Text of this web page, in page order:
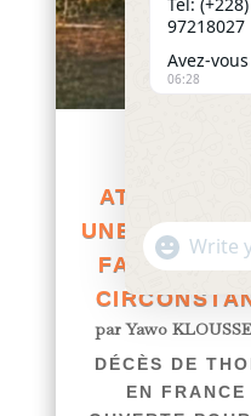
UNE
FAIRE LA
parYawo KLOUSSE
DÉCÈS DE
EN
97218027
Avez-
06:28
WhatsApp